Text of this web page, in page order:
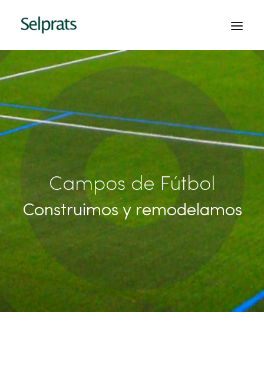
INICIO
EMPRESA
PROYECTOS
SERVICIOS
CONTACTO
PEDIR PRESUPUESTO
ESPAÑOL
Campos de Fútbol
Construimos y remodelamos